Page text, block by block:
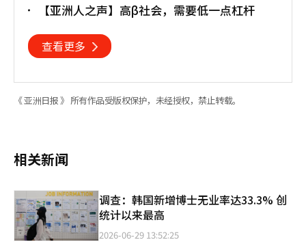
【亚洲人之声】高β社会，需要低一点杠杆
查看更多
《 亚洲日报 》 所有作品受版权保护，未经授权，禁止转载。
相关新闻
调查：韩国新增博士无业率达33.3% 创
统计以来最高
2026-06-29 13:52:25